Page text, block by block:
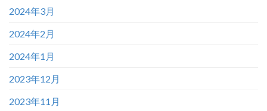
2024年3月
2024年2月
2024年1月
2023年12月
2023年11月